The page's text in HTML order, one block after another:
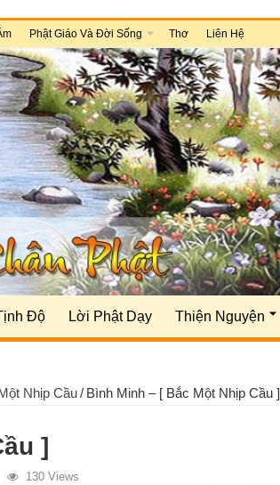
Phật Giáo Và Đời Sống Thơ Liên Hệ
Độ Lời Phật Dạy Thiện Nguyện
Nhịp Cầu/ Bình Minh – [ Bắc Một Nhịp Cầu ]
]
130 Views